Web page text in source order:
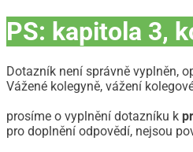
PS: kapitola 3,
Dotazník není správně vyplněn,
Vážené kolegyně, vážení
prosíme o vyplnění dotazníku k
pro doplnění odpovědí, nejsou